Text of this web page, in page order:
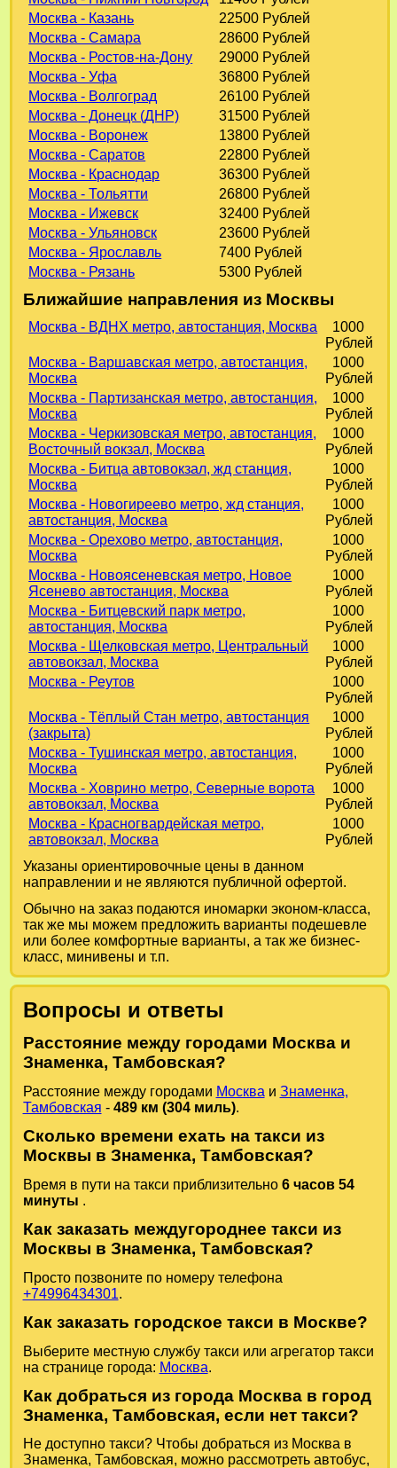
Москва - Казань
22500 Рублей
Москва - Самара
28600 Рублей
Москва - Ростов-на-Дону
29000 Рублей
Москва - Уфа
36800 Рублей
Москва - Волгоград
26100 Рублей
Москва - Донецк (ДНР)
31500 Рублей
Москва - Воронеж
13800 Рублей
Москва - Саратов
22800 Рублей
Москва - Краснодар
36300 Рублей
Москва - Тольятти
26800 Рублей
Москва - Ижевск
32400 Рублей
Москва - Ульяновск
23600 Рублей
Москва - Ярославль
7400 Рублей
Москва - Рязань
5300 Рублей
Ближайшие направления из Москвы
Москва - ВДНХ метро, автостанция, Москва
1000
Рублей
Москва - Варшавская метро, автостанция,
Москва
1000
Рублей
Москва - Партизанская метро, автостанция,
Москва
1000
Рублей
Москва - Черкизовская метро, автостанция,
Восточный вокзал, Москва
1000
Рублей
Москва - Битца автовокзал, жд станция,
Москва
1000
Рублей
Москва - Новогиреево метро, жд станция,
автостанция, Москва
1000
Рублей
Москва - Орехово метро, автостанция,
Москва
1000
Рублей
Москва - Новоясеневская метро, Новое
Ясенево автостанция, Москва
1000
Рублей
Москва - Битцевский парк метро,
автостанция, Москва
1000
Рублей
Москва - Щелковская метро, Центральный
автовокзал, Москва
1000
Рублей
Москва - Реутов
1000
Рублей
Москва - Тёплый Стан метро, автостанция
(закрыта)
1000
Рублей
Москва - Тушинская метро, автостанция,
Москва
1000
Рублей
Москва - Ховрино метро, Северные ворота
автовокзал, Москва
1000
Рублей
Москва - Красногвардейская метро,
автовокзал, Москва
1000
Рублей
Указаны ориентировочные цены в данном
направлении и не являются публичной офертой.
Обычно на заказ подаются иномарки эконом-класса,
так же мы можем предложить варианты подешевле
или более комфортные варианты, а так же бизнес-
класс, минивены и т.п.
Вопросы и ответы
Расстояние между городами Москва и
Знаменка, Тамбовская?
Расстояние между городами Москва и Знаменка,
Тамбовская - 489 км (304 миль).
Сколько времени ехать на такси из
Москвы в Знаменка, Тамбовская?
Время в пути на такси приблизительно 6 часов 54
минуты .
Как заказать междугороднее такси из
Москвы в Знаменка, Тамбовская?
Просто позвоните по номеру телефона
+74996434301.
Как заказать городское такси в Москве?
Выберите местную службу такси или агрегатор такси
на странице города: Москва.
Как добраться из города Москва в город
Знаменка, Тамбовская, если нет такси?
Не доступно такси? Чтобы добраться из Москва в
Знаменка, Тамбовская, можно рассмотреть автобус,